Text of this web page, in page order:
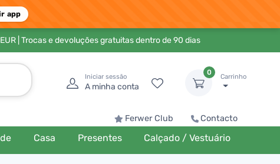
app
| Trocas e devoluções gratuitas dentro de 90 dias
Iniciar sessão
A minha conta
0
Carrinho
Ferwer Club Contacto
Casa Presentes Calçado / Vestuário